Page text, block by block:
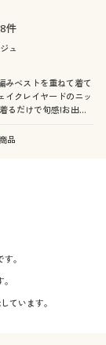
件
ュ
みベストを重ねて着て
イクレイヤードのニッ
るだけで旬感!お出掛
品
。
ています。